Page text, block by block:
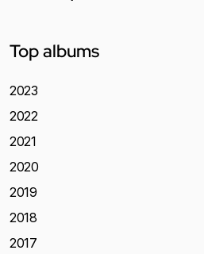
Top albums
2023
2022
2021
2020
2019
2018
2017